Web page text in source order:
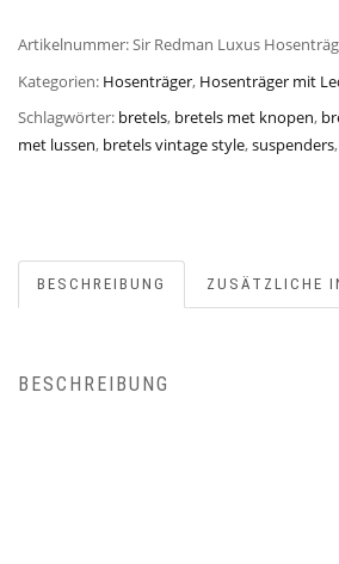
Artikelnummer:Sir Redman Luxus
Kategorien: Hosenträger, Hosenträger mit
Schlagwörter: bretels, bretels met knopen,
met lussen, bretels vintage style,suspenders,
BESCHREIBUNG ZUSÄTZLICHE
BESCHREIBUNG